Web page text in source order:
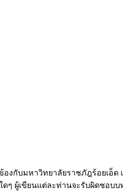
งกับมหาวิทยาลัยราชภัฎร้อยเอ็
ผู้เขียนแต่ละท่านจะรับผิดชอบบ